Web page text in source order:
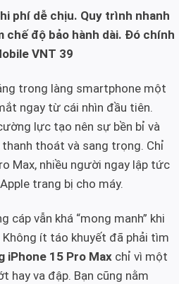
phí dễ chịu. Quy trình nhanh
chế độ bảo hành dài. Đó chính
VNT 39
trong làng smartphone một
ngay từ cái nhìn đầu tiên.
lực tạo nên sự bền bỉ và
thoát và sang trọng. Chỉ
Max, nhiều người ngay lập tức
trang bị cho máy.
cáp vẫn khá “mong manh” khi
ít táo khuyết đã phải tìm
iPhone 15 Pro Max chỉ vì một
hay va đập. Bạn cũng nằm